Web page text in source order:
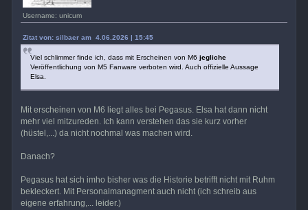
Username: unicum
Zitat von: silbaer am 4.06.2026 | 15:45
Viel schlimmer finde ich, dass mit Erscheinen von M6 jegliche
Veröffentlichung von M5 Fanware verboten wird. Auch offizielle Aussage
Elsa.
Mit erscheinen von M6 liegt alles bei Pegasus. Elsa hat dann nicht
mehr viel mitzureden. Ich kann verstehen das sie kurz vorher
(hüstel,...) da nicht nochmal was machen wird.
Danach?
Pegasus hat sich imho bisher was die Historie betrifft nicht mit Ruhm
bekleckert. Mit Personalmanagment auch nicht (ich schreib aus
eigene erfahrung,... leider.)